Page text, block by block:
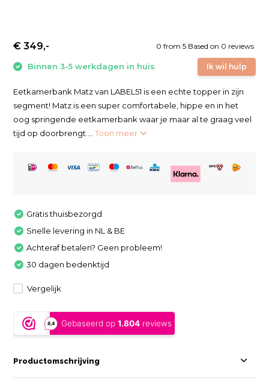
0 from 5 Based on 0 reviews
Ik wil hulp
€ 349,-
Binnen 3-5 werkdagen in huis
Eetkamerbank Matz van LABEL51 is een echte topper in zijn
segment! Matz is een super comfortabele, hippe en in het
oog springende eetkamerbank waar je maar al te graag veel
tijd op doorbrengt....Toon meer
Gratis thuisbezorgd
Snelle levering in NL & BE
Achteraf betalen? Geen probleem!
30 dagen bedenktijd
Vergelijk
Productomschrijving